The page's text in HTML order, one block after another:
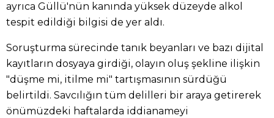
ayrıca Güllü'nün kanında yüksek düzeyde alkol
tespit edildiği bilgisi de yer aldı.
Soruşturma sürecinde tanık beyanları ve bazı dijital
kayıtların dosyaya girdiği, olayın oluş şekline ilişkin
"düşme mi, itilme mi" tartışmasının sürdüğü
belirtildi. Savcılığın tüm delilleri bir araya getirerek
önümüzdeki haftalarda iddianameyi